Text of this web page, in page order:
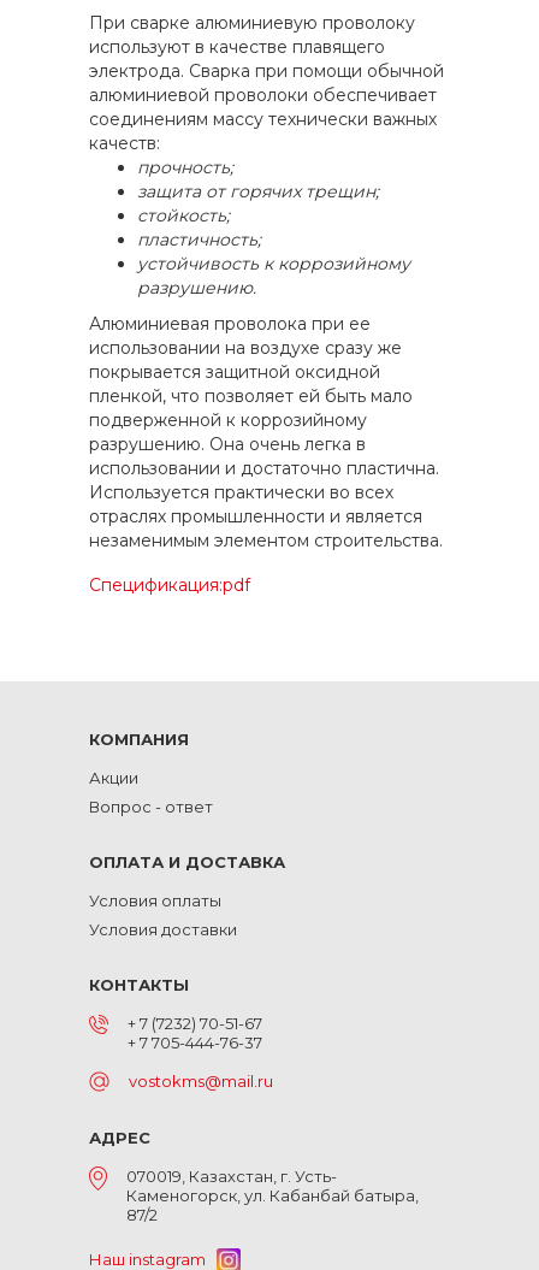
При сварке алюминиевую проволоку
используют в качестве плавящего
электрода. Сварка при помощи обычной
алюминиевой проволоки обеспечивает
соединениям массу технически важных
качеств:
прочность;
защита от горячих трещин;
стойкость;
пластичность;
устойчивость к коррозийному
разрушению.
Алюминиевая проволока при ее
использовании на воздухе сразу же
покрывается защитной оксидной
пленкой, что позволяет ей быть мало
подверженной к коррозийному
разрушению. Она очень легка в
использовании и достаточно пластична.
Используется практически во всех
отраслях промышленности и является
незаменимым элементом строительства.
Спецификация:pdf
КОМПАНИЯ
Акции
Вопрос - ответ
ОПЛАТА И ДОСТАВКА
Условия оплаты
Условия доставки
КОНТАКТЫ
+ 7 (7232) 70-51-67
+ 7 705-444-76-37
vostokms@mail.ru
АДРЕС
070019, Казахстан, г. Усть-
Каменогорск, ул. Кабанбай батыра,
87/2
Наш instagram